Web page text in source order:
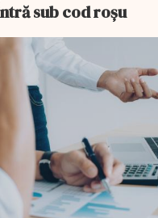
sub cod roșu